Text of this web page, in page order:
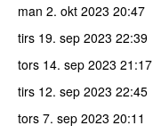
man 2. okt 2023 20:47
tirs 19. sep 2023 22:39
tors 14. sep 2023 21:17
tirs 12. sep 2023 22:45
tors 7. sep 2023 20:11